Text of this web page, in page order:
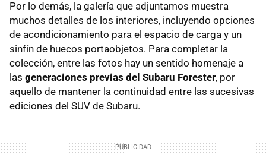
Por lo demás, la galería que adjuntamos muestra
muchos detalles de los interiores, incluyendo opciones
de acondicionamiento para el espacio de carga y un
sinfín de huecos portaobjetos. Para completar la
colección, entre las fotos hay un sentido homenaje a
las generaciones previas del Subaru Forester, por
aquello de mantener la continuidad entre las sucesivas
ediciones del SUV de Subaru.